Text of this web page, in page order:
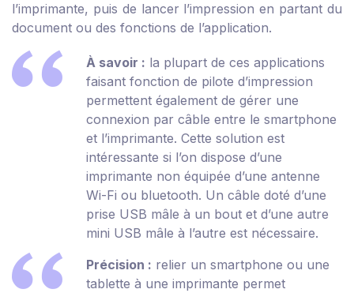
l’imprimante, puis de lancer l’impression en partant du
document ou des fonctions de l’application.
À savoir : la plupart de ces applications
faisant fonction de pilote d’impression
permettent également de gérer une
connexion par câble entre le smartphone
et l’imprimante. Cette solution est
intéressante si l’on dispose d’une
imprimante non équipée d’une antenne
Wi-Fi ou bluetooth. Un câble doté d’une
prise USB mâle à un bout et d’une autre
mini USB mâle à l’autre est nécessaire.
Précision : relier un smartphone ou une
tablette à une imprimante permet